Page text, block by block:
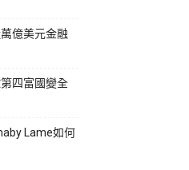
億美元金融
四富國變全
Lame如何